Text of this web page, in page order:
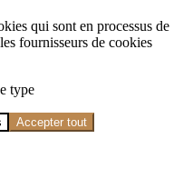
qui sont en processus de
fournisseurs de cookies
type
Accepter tout